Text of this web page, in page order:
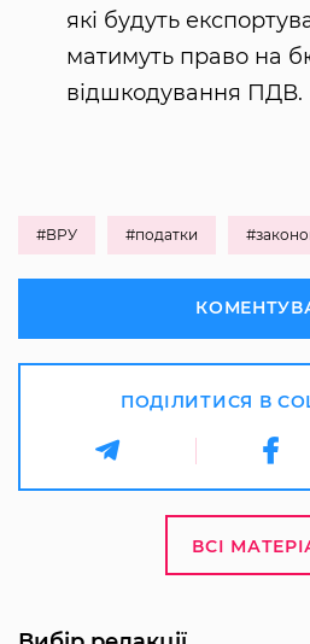
які будуть
матимуть право на
відшкодування ПДВ.
#ВРУ #податки
ПОДІЛИТИСЯ В
ВСІ